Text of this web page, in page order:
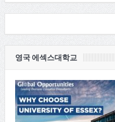
영국 에섹스대학교